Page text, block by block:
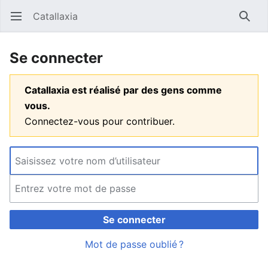
Ouvrir le menu principal Catallaxia
Se connecter
Catallaxia est réalisé par des gens comme
vous.
Connectez-vous pour contribuer.
Se connecter
Mot de passe oublié ?